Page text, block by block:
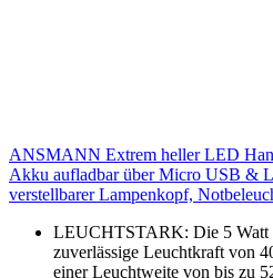
ANSMANN Extrem heller LED
Akku aufladbar über Micro USB &
verstellbarer Lampenkopf,
LEUCHTSTARK: Die 5 Watt
zuverlässige Leuchtkraft von
einer Leuchtweite von bis zu